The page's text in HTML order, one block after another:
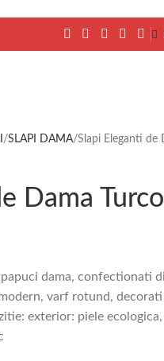
SLAPI DAMA Slapi Eleganti de
Dama
papuci dama, confectionati
varf rotund,
exterior: piele